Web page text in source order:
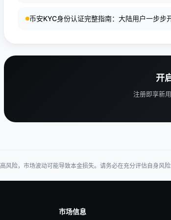
币安KYC身份认证完整指南：大陆用户一步步
开
注册即享新
风险，市场波动可能导致本金损失。请务必在充分评估自身风险
市场信息